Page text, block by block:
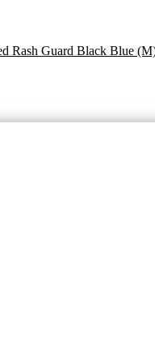
Rash Guard Black Blue